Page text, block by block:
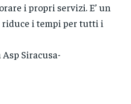
i propri servizi. E’ un
riduce i tempi per tutti i
Siracusa-